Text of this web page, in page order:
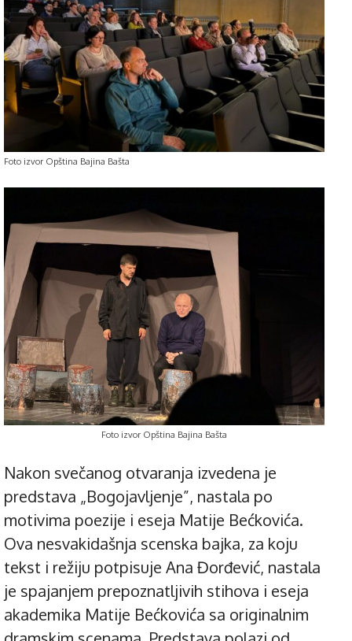
Foto izvor Opština Bajina Bašta
Foto izvor Opština Bajina Bašta
Nakon svečanog otvaranja izvedena je
predstava „Bogojavljenje”, nastala po
motivima poezije i eseja Matije Bećkovića.
Ova nesvakidašnja scenska bajka, za koju
tekst i režiju potpisuje Ana Đorđević, nastala
je spajanjem prepoznatljivih stihova i eseja
akademika Matije Bećkovića sa originalnim